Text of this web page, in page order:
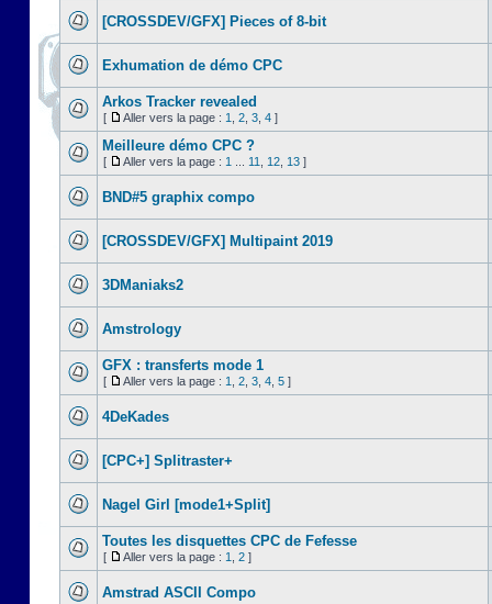
[CROSSDEV/GFX] Pieces of 8-bit
Exhumation de démo CPC
Arkos Tracker revealed
[ Aller vers la page : 1 2 3 4 ]
Meilleure démo CPC ?
[ Aller vers la page : 1 11 12 13 ]
BND#5 graphix compo
[CROSSDEV/GFX] Multipaint 2019
3DManiaks2
Amstrology
GFX : transferts mode 1
[ Aller vers la page : 1 2 3 4 5 ]
4DeKades
[CPC+] Splitraster+
Nagel Girl [mode1+Split]
Toutes les disquettes CPC de Fefesse
[ Aller vers la page : 1 2 ]
Amstrad ASCII Compo